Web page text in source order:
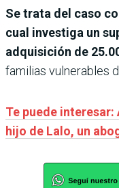
Se trata del caso
cual investiga un
adquisición de
familias vulnerables
Te puede
hijo de Lalo, un